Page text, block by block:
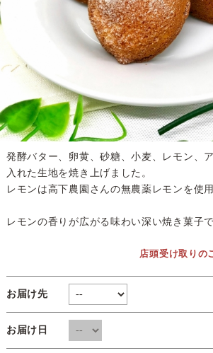
発酵バター、卵黄、砂糖、小麦、レモン、
入れた生地を焼き上げました。
レモンは高下農園さんの無農薬レモンを使用
レモンの香りが広がる味わい深い焼き菓子で
店頭受け取りの
お届け先
お届け日